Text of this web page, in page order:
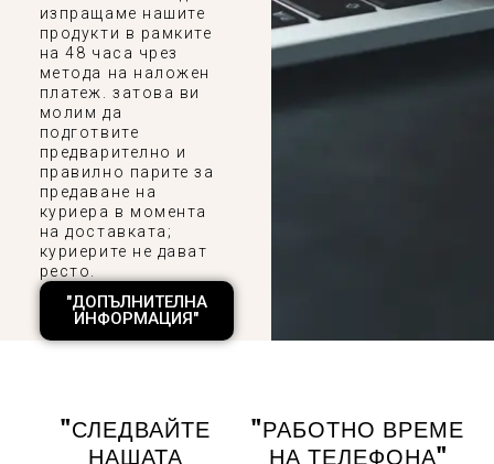
изпращаме нашите
продукти в рамките
на 48 часа чрез
метода на наложен
платеж. затова ви
молим да
подготвите
предварително и
правилно парите за
предаване на
куриера в момента
на доставката;
куриерите не дават
ресто.
"ДОПЪЛНИТЕЛНА
ИНФОРМАЦИЯ"
"СЛЕДВАЙТЕ
НАШАТА
"РАБОТНО ВРЕМЕ
НА ТЕЛЕФОНА"